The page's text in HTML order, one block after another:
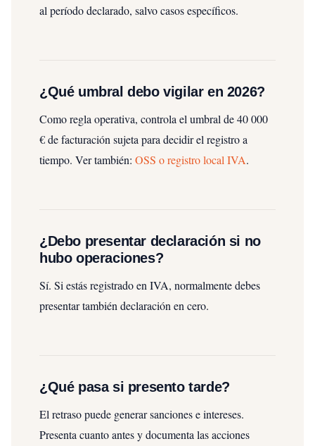
al período declarado, salvo casos específicos.
¿Qué umbral debo vigilar en 2026?
Como regla operativa, controla el umbral de 40 000
€ de facturación sujeta para decidir el registro a
tiempo. Ver también: OSS o registro local IVA.
¿Debo presentar declaración si no
hubo operaciones?
Sí. Si estás registrado en IVA, normalmente debes
presentar también declaración en cero.
¿Qué pasa si presento tarde?
El retraso puede generar sanciones e intereses.
Presenta cuanto antes y documenta las acciones